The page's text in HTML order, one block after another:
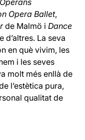
Opera Ballet,
de Malmö iDance
d’altres. La seva
en què vivim, les
i les seves
molt més enllà de
l’estètica pura,
qualitat de